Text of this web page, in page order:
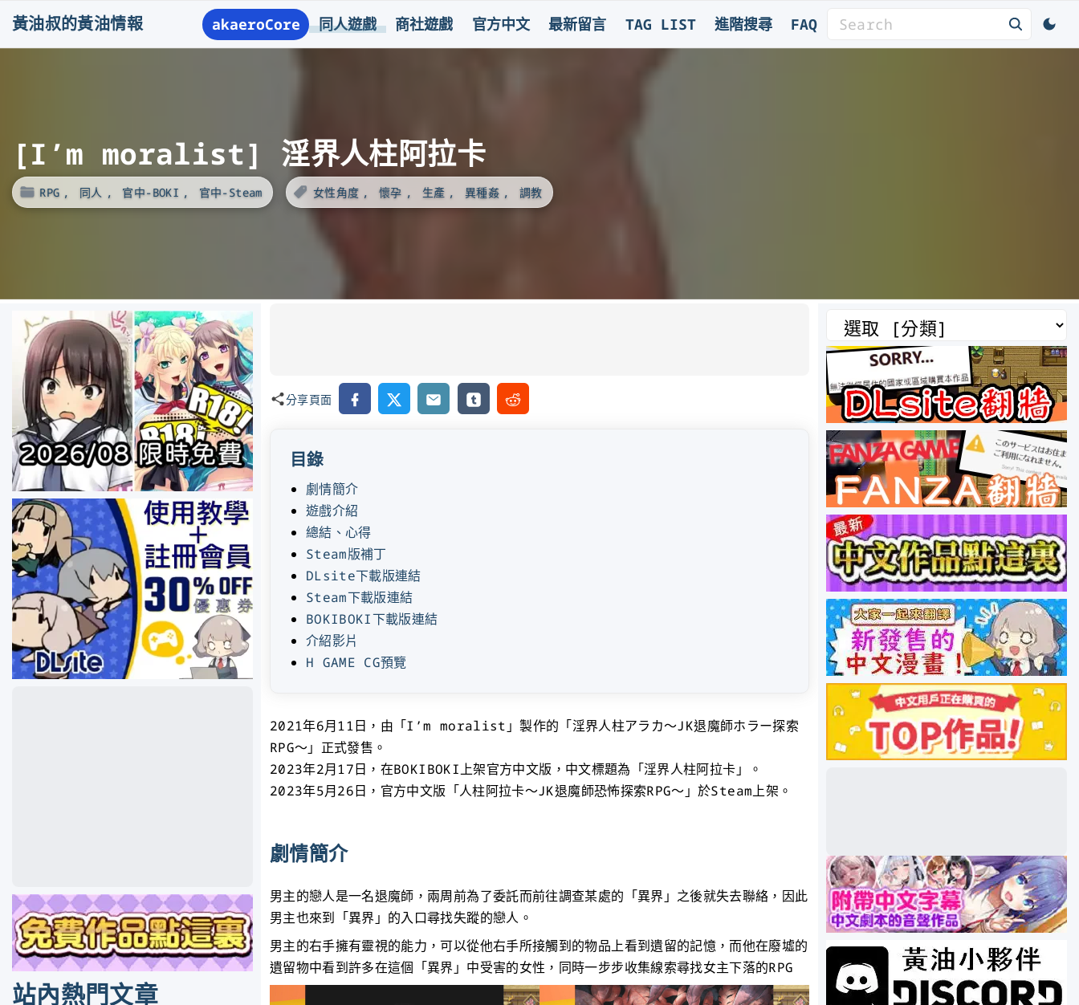
黃油叔的黃油情報 akaeroCore 同人遊戲 商社遊戲 官方中文 最新留言 TAG LIST 進階搜尋 FAQ
[I’m moralist] 淫界人柱阿拉卡
RPG 同人 官中-BOKI 官中-Steam 女性角度 懷孕 生產 異種姦 調教
分享頁面 Facebook
X Email Tumblr Reddit
目錄
劇情簡介
遊戲介紹
總結、心得
Steam版補丁
DLsite下載版連結
Steam下載版連結
BOKIBOKI下載版連結
介紹影片
H GAME CG預覽
2021年6月11日，由「I’m moralist」製作的「淫界人柱アラカ～JK退魔師ホラー探索
RPG～」正式發售。
2023年2月17日，在BOKIBOKI上架官方中文版，中文標題為「淫界人柱阿拉卡」。
2023年5月26日，官方中文版「人柱阿拉卡～JK退魔師恐怖探索RPG～」於Steam上架。
劇情簡介
男主的戀人是一名退魔師，兩周前為了委託而前往調查某處的「異界」之後就失去聯絡，因此
男主也來到「異界」的入口尋找失蹤的戀人。
男主的右手擁有靈視的能力，可以從他右手所接觸到的物品上看到遺留的記憶，而他在廢墟的
遺留物中看到許多在這個「異界」中受害的女性，同時一步步收集線索尋找女主下落的RPG
類
站內熱門文章